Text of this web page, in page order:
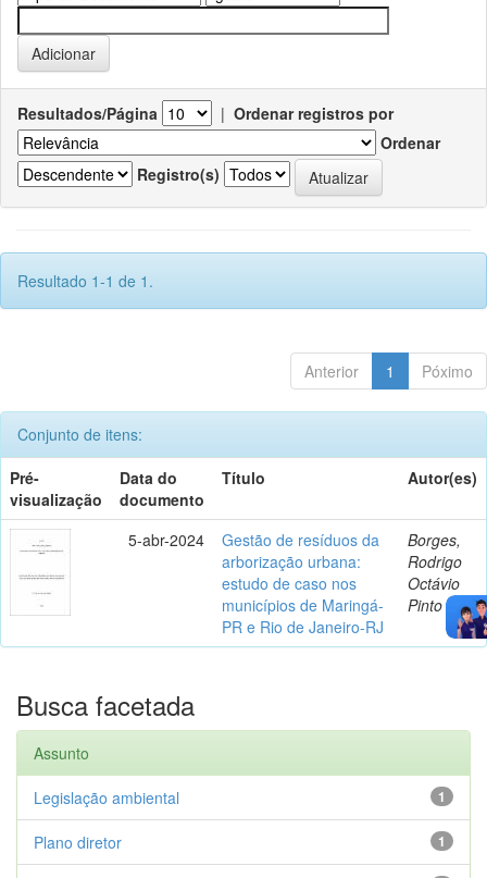
Resultados/Página | Ordenar registros por
Ordenar
Registro(s)
Resultado 1-1 de 1.
Anterior 1 Póximo
Conjunto de itens:
Pré-
visualização
Data do
documento
Título Autor(es)
5-abr-2024
Gestão de resíduos da
arborização urbana:
estudo de caso nos
municípios de Maringá-
PR e Rio de Janeiro-RJ
Borges,
Rodrigo
Octávio
Pinto
Busca facetada
Assunto
1
Legislação ambiental
1
Plano diretor